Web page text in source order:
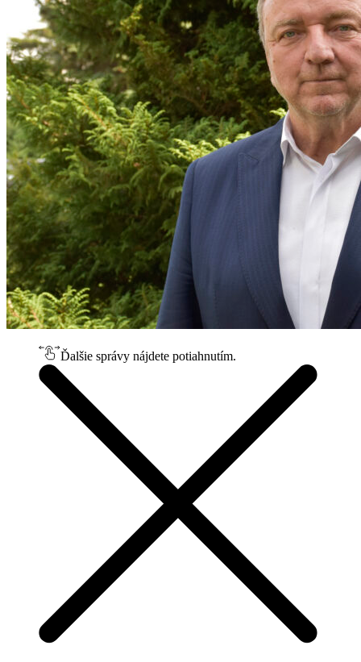
Ďalšie správy nájdete potiahnutím.